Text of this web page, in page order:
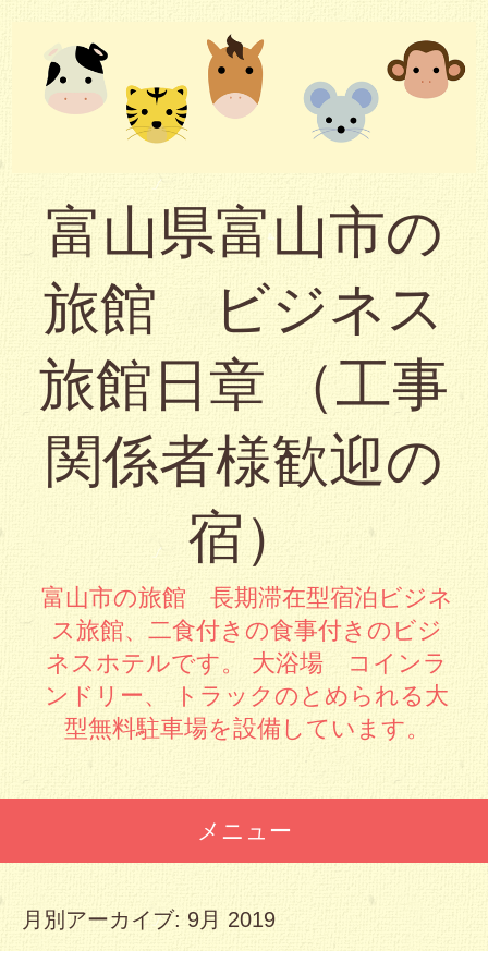
富山県富山市の
旅館 ビジネス
旅館日章 （工事
関係者様歓迎の
宿）
富山市の旅館 長期滞在型宿泊ビジネ
ス旅館、二食付きの食事付きのビジ
ネスホテルです。 大浴場 コインラ
ンドリー、 トラックのとめられる大
型無料駐車場を設備しています。
メニュー
月別アーカイブ: 9月 2019